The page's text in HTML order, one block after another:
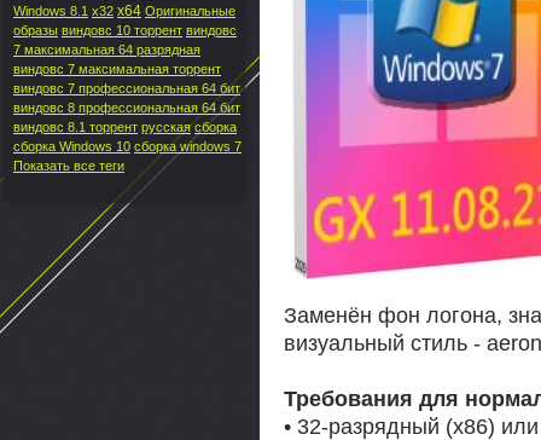
Заменён фон логона,
визуальный стиль -
Требования для
• 32-разрядный (x86)
Windows 8.1 x32 x64 Оригинальные
образы виндовс 10 торрент виндовс
7 максимальная 64 разрядная
виндовс 7 максимальная торрент
виндовс 7 профессиональная 64 бит
виндовс 8 профессиональная 64 бит
виндовс 8.1 торрент русская сборка
сборка Windows 10 сборка windows 7
Показать все теги